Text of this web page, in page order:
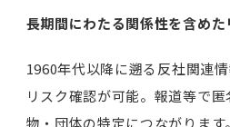
長期間にわたる関係性を含めた
1960年代以降に遡る反社関連
リスク確認が可能。報道等で
物・団体の特定につながります。